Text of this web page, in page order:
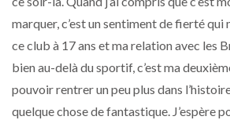
marquer, c’est un sentiment de fierté qui
ce club à 17 ans et ma relation avec les
bien au-delà du sportif, c’est ma
pouvoir rentrer un peu plus dans
quelque chose de fantastique. J’espère